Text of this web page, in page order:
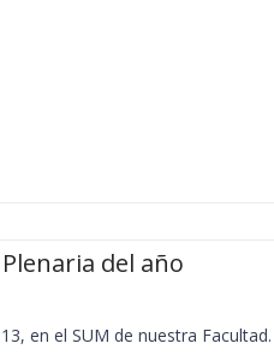
del año
en el SUM de nuestra Facultad.